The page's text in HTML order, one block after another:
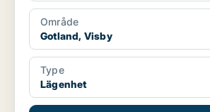
Område
Gotland, Visby
Type
Lägenhet